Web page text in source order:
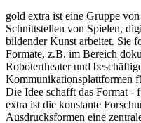
gold extra ist eine Gruppe
Schnittstellen von Spielen,
bildender Kunst arbeitet. Sie
Formate, z.B. im Bereich
Robotertheater und
Kommunikationsplattformen
Die Idee schafft das Format -
extra ist die konstante
Ausdrucksformen eine